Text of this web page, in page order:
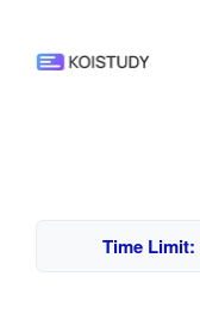
Time